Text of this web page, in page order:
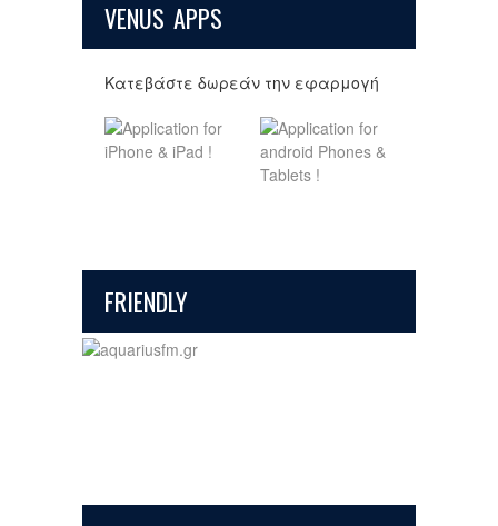
VENUS APPS
Κατεβάστε δωρεάν την εφαρμογή
FRIENDLY